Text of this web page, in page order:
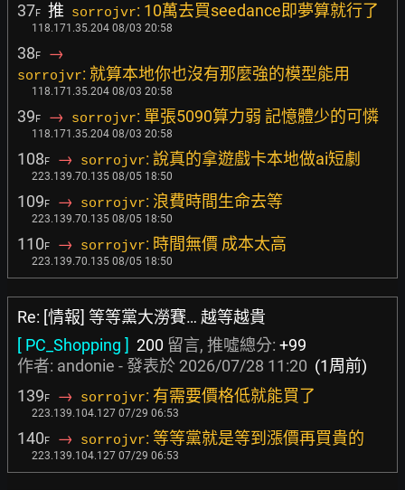
37F 推 sorrojvr: 10萬去買seedance即夢算就行了
118.171.35.204 08/03 20:58
38F →
sorrojvr: 就算本地你也沒有那麼強的模型能用
118.171.35.204 08/03 20:58
39F → sorrojvr: 單張5090算力弱 記憶體少的可憐
118.171.35.204 08/03 20:58
108F → sorrojvr: 說真的拿遊戲卡本地做ai短劇
223.139.70.135 08/05 18:50
109F → sorrojvr: 浪費時間生命去等
223.139.70.135 08/05 18:50
110F → sorrojvr: 時間無價 成本太高
223.139.70.135 08/05 18:50
Re: [情報] 等等黨大澇賽… 越等越貴
[ PC_Shopping ] 200 留言, 推噓總分: +99
作者: andonie - 發表於 2026/07/28 11:20 (1周前)
139F → sorrojvr: 有需要價格低就能買了
223.139.104.127 07/29 06:53
140F → sorrojvr: 等等黨就是等到漲價再買貴的
223.139.104.127 07/29 06:53